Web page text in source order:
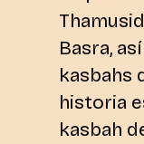
Basra,
kasbahs
historia
kasbah